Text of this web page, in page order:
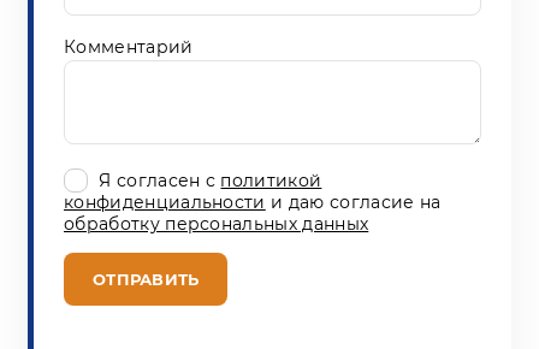
Комментарий
Я согласен с политикой
конфиденциальности и даю согласие на
обработку персональных данных
ОТПРАВИТЬ